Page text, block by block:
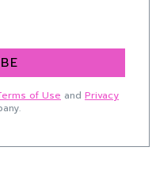
of Use and Privacy